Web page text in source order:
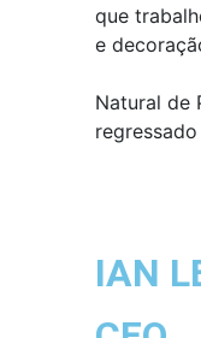
que
e
Natural de
IAN